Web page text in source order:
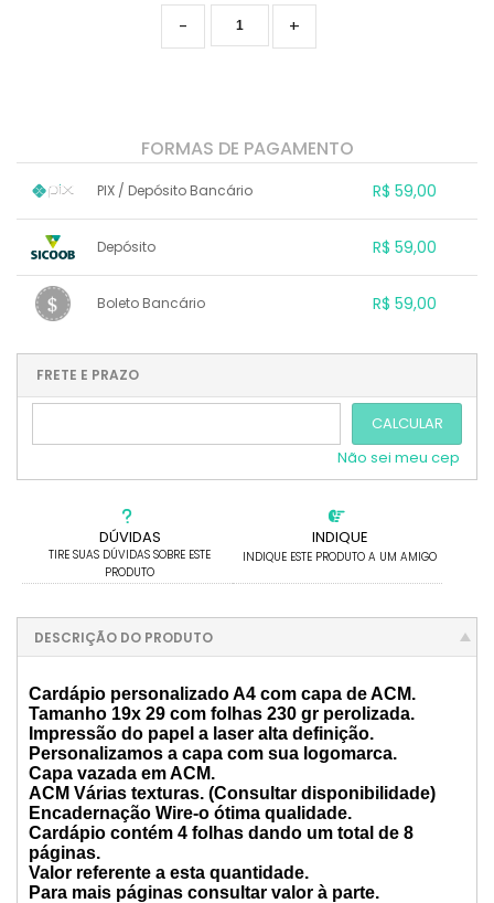
DÚVIDAS
TIRE SUAS DÚVIDAS SOBRE ESTE
PRODUTO
INDIQUE
INDIQUE ESTE PRODUTO A UM AMIGO
+
-
FORMAS DE PAGAMENTO
PIX / Depósito Bancário R$ 59,00
.
Depósito R$ 59,00
.
Boleto Bancário R$ 59,00
...
....
FRETE E PRAZO
CALCULAR
Não sei meu cep
DESCRIÇÃO DO PRODUTO
Cardápio personalizado A4 com capa de ACM.
Tamanho 19x 29 com folhas 230 gr perolizada.
Impressão do papel a laser alta definição.
Personalizamos a capa com sua logomarca.
Capa vazada em ACM.
ACM Várias texturas. (Consultar disponibilidade)
Encadernação Wire-o ótima qualidade.
Cardápio contém 4 folhas dando um total de 8
páginas.
Valor referente a esta quantidade.
Para mais páginas consultar valor à parte.